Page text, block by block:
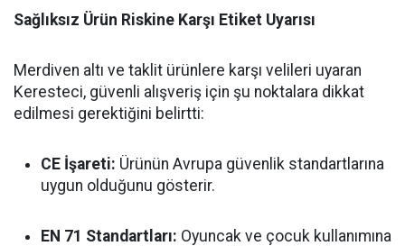
Sağlıksız Ürün Riskine Karşı Etiket Uyarısı
Merdiven altı ve taklit ürünlere karşı velileri uyaran
Keresteci, güvenli alışveriş için şu noktalara dikkat
edilmesi gerektiğini belirtti:
CE İşareti: Ürünün Avrupa güvenlik standartlarına
uygun olduğunu gösterir.
EN 71 Standartları: Oyuncak ve çocuk kullanımına